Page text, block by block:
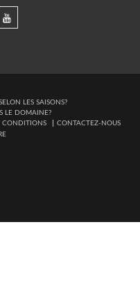
LES SAISONS?
LE DOMAINE?
CONDITIONS
CONTACTEZ-NOUS